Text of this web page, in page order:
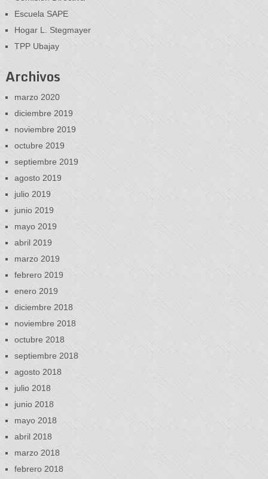
Escuela SAPE
Hogar L. Stegmayer
TPP Ubajay
Archivos
marzo 2020
diciembre 2019
noviembre 2019
octubre 2019
septiembre 2019
agosto 2019
julio 2019
junio 2019
mayo 2019
abril 2019
marzo 2019
febrero 2019
enero 2019
diciembre 2018
noviembre 2018
octubre 2018
septiembre 2018
agosto 2018
julio 2018
junio 2018
mayo 2018
abril 2018
marzo 2018
febrero 2018